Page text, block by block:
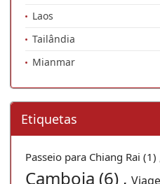
Laos
Tailândia
Mianmar
Etiquetas
Passeio para Chiang Rai (1)
Camboja (6) ,